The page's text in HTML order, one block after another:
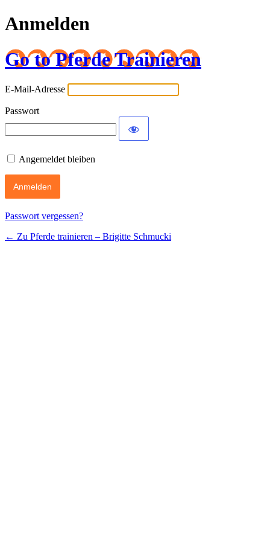
Anmelden
Go to Pferde Trainieren
E-Mail-Adresse
Passwort
Angemeldet bleiben
Passwort vergessen?
← Zu Pferde trainieren – Brigitte Schmucki